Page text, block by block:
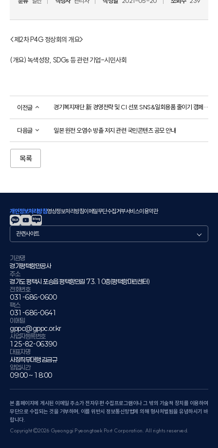
<제2차 P4G 정상회의 개요>
(개요) 녹색성장, SDGs 등 관련 기업-시민사회
이전글 경기복지재단 新 경영전략 및 CI 선포 SNS&일회용품 줄이기 캠페인 이벤트
다음글 일본 원전 오염수 방출 저지 관련 국민콘텐츠 공모 안내
목록
개인정보처리방침영상정보처리방침이메일무단수집거부서비스이용약관
관
련
이
트
기관명
경기평택항만공사
주소
경기도 평택시 포승읍 평택항만길 73. 10층(평택항마린센터)
전화번호
031-686-0600
팩스
031-686-0641
이메일
gppc@gppc.or.kr
사업자등록번호
125-82-06390
대표자명
사장직무대행 김금규
영업시간
09:00 ~ 18:00
본 홈페이지에 게시된 이메일 주소가 전자우편 수집프로그램이나 그 밖의 기술적 장치를 이용하여
무단으로 수집되는 것을 거부하며, 이를 위반시 정보통신망법에 의해 형사처벌됨을 유념하시기 바
랍니다.
Copyright©2026 Gyeonggi Pyeongtaek Port Corporation. All rights reserved.